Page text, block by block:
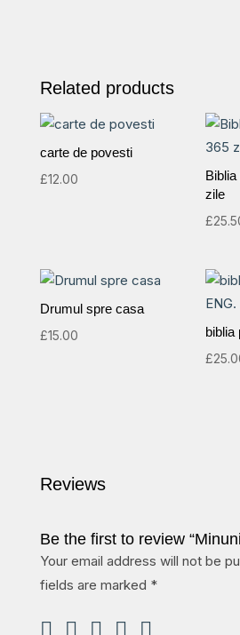
Related products
carte de povesti
£12.00
zile
£
Drumul spre casa
£15.00
biblia
£
Reviews
Be the first to review
Your email address will not be
fields are marked *